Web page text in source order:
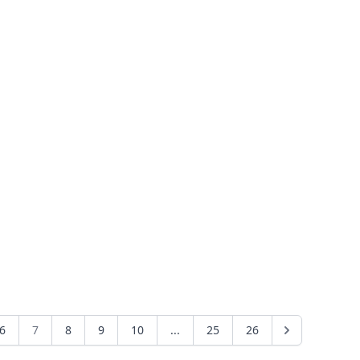
6 7 8 9 10 ... 25 26